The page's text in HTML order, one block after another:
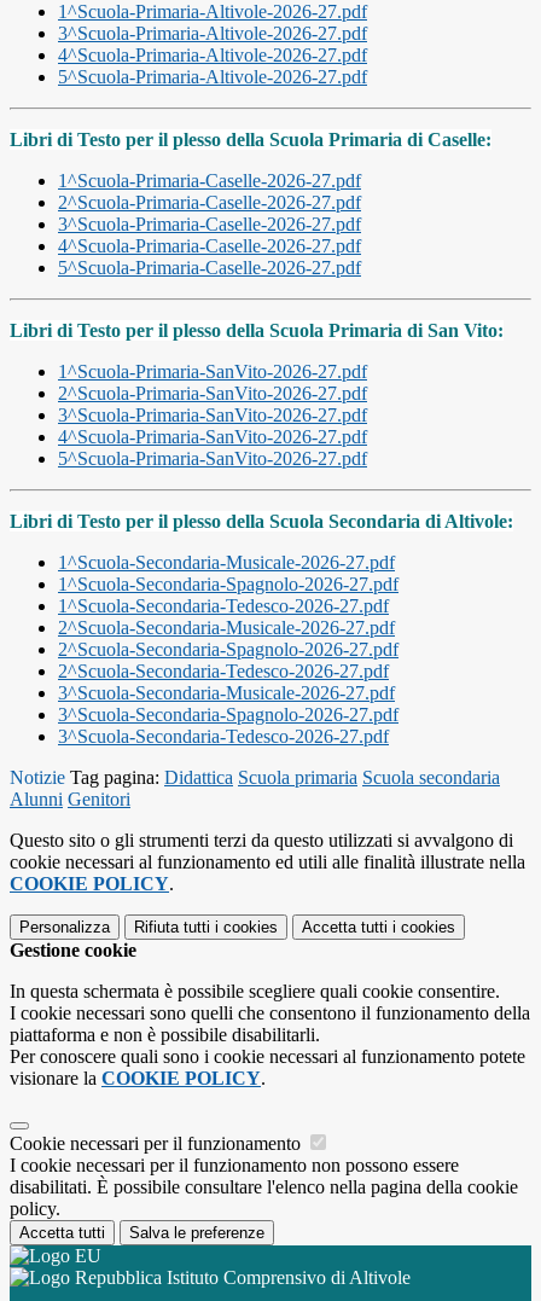
1^Scuola-Primaria-Altivole-2026-27.pdf
3^Scuola-Primaria-Altivole-2026-27.pdf
4^Scuola-Primaria-Altivole-2026-27.pdf
5^Scuola-Primaria-Altivole-2026-27.pdf
Libri di Testo per il plesso della Scuola Primaria di Caselle:
1^Scuola-Primaria-Caselle-2026-27.pdf
2^Scuola-Primaria-Caselle-2026-27.pdf
3^Scuola-Primaria-Caselle-2026-27.pdf
4^Scuola-Primaria-Caselle-2026-27.pdf
5^Scuola-Primaria-Caselle-2026-27.pdf
Libri di Testo per il plesso della Scuola Primaria di San Vito:
1^Scuola-Primaria-SanVito-2026-27.pdf
2^Scuola-Primaria-SanVito-2026-27.pdf
3^Scuola-Primaria-SanVito-2026-27.pdf
4^Scuola-Primaria-SanVito-2026-27.pdf
5^Scuola-Primaria-SanVito-2026-27.pdf
Libri di Testo per il plesso della Scuola Secondaria di Altivole:
1^Scuola-Secondaria-Musicale-2026-27.pdf
1^Scuola-Secondaria-Spagnolo-2026-27.pdf
1^Scuola-Secondaria-Tedesco-2026-27.pdf
2^Scuola-Secondaria-Musicale-2026-27.pdf
2^Scuola-Secondaria-Spagnolo-2026-27.pdf
2^Scuola-Secondaria-Tedesco-2026-27.pdf
3^Scuola-Secondaria-Musicale-2026-27.pdf
3^Scuola-Secondaria-Spagnolo-2026-27.pdf
3^Scuola-Secondaria-Tedesco-2026-27.pdf
Notizie Tag pagina: Didattica Scuola primaria Scuola secondaria
Alunni Genitori
Questo sito o gli strumenti terzi da questo utilizzati si avvalgono di
cookie necessari al funzionamento ed utili alle finalità illustrate nella
COOKIE POLICY.
Personalizza Rifiuta tutti i cookies Accetta tutti i cookies
Gestione cookie
In questa schermata è possibile scegliere quali cookie consentire.
I cookie necessari sono quelli che consentono il funzionamento della
piattaforma e non è possibile disabilitarli.
Per conoscere quali sono i cookie necessari al funzionamento potete
visionare la COOKIE POLICY.
Cookie necessari per il funzionamento
I cookie necessari per il funzionamento non possono essere
disabilitati. È possibile consultare l'elenco nella pagina della cookie
policy.
Accetta tutti Salva le preferenze
Istituto Comprensivo di Altivole